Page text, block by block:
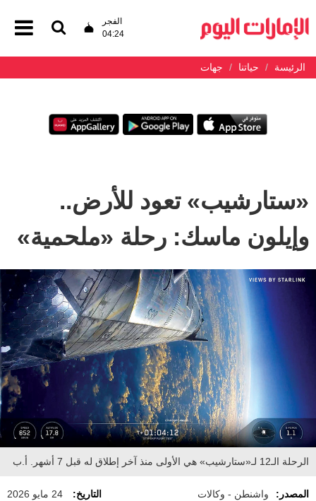
الفجر
04:24
الرئيسة حياتنا جهات
«ستارشيب» تعود للأرض..
وإيلون ماسك: رحلة «ملحمية»
الرحلة الـ12 لـ«ستارشيب» هي الأولى منذ آخر إطلاق له قبل 7 أشهر. أ.ب
المصدر: واشنطن - وكالات التاريخ: 24 مايو 2026